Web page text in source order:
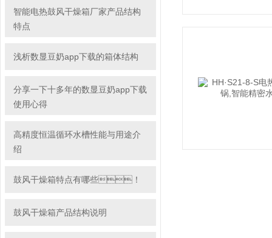
智能电热鼓风干燥箱厂家产品结构
特点
浅析数显豆奶app下载的箱体结构
分享一下十多年的数显豆奶app下载
使用心得
高精度恒温循环水槽性能与用途介
绍
鼓风干燥箱特点有哪些！
鼓风干燥箱产品结构说明